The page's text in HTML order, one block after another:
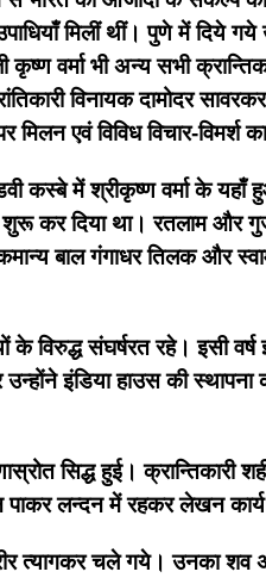
मिलीं थीं। पुणे में दिये
वर्मा भी अन्य सभी
विनायक दामोदर सावरकर
एवं विविध विचार-
कस्बे में श्रीकृष्ण वर्मा के
कर दिया था। रतलाम और
बाल गंगाधर तिलक और
विरुद्ध संघर्षरत रहे। इसी
इंडिया हाउस की
सिद्ध हुई। क्रान्तिकारी
पाकर लन्दन में रहकर लेखन
चले गये। उनका शव